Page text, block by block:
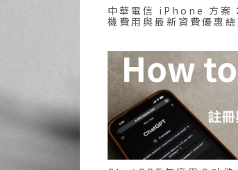
中華電信 iPhone 方案
機費用與最新資費優惠總